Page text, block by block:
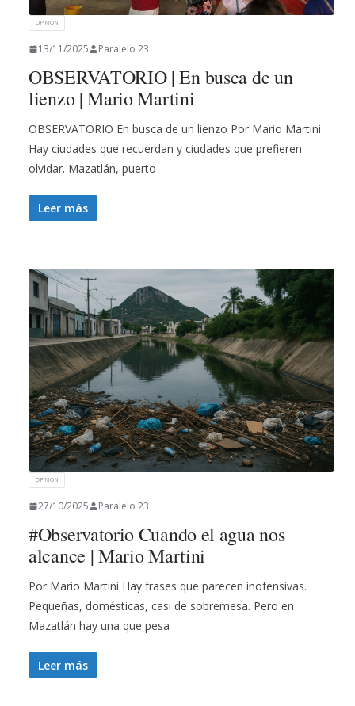
OPINIÓN
13/11/2025 Paralelo 23
OBSERVATORIO | En busca de un
lienzo | Mario Martini
OBSERVATORIO En busca de un lienzo Por Mario Martini
Hay ciudades que recuerdan y ciudades que prefieren
olvidar. Mazatlán, puerto
Leer más
OPINIÓN
27/10/2025 Paralelo 23
#Observatorio Cuando el agua nos
alcance | Mario Martini
Por Mario Martini Hay frases que parecen inofensivas.
Pequeñas, domésticas, casi de sobremesa. Pero en
Mazatlán hay una que pesa
Leer más